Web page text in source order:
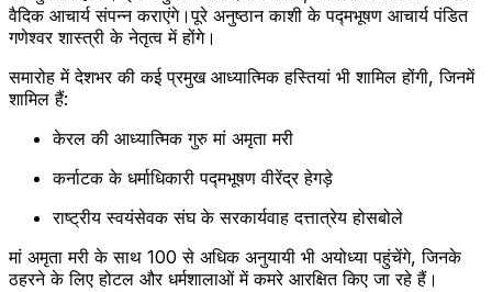
वैदिक आचार्य संपन्न कराएंगे।पूरे अनुष्ठान काशी के पद्मभूषण आचार्य पंडित
गणेश्वर शास्त्री के नेतृत्व में होंगे।
समारोह में देशभर की कई प्रमुख आध्यात्मिक हस्तियां भी शामिल होंगी, जिनमें
शामिल हैं:
केरल की आध्यात्मिक गुरु मां अमृता मरी
कर्नाटक के धर्माधिकारी पद्मभूषण वीरेंद्र हेगड़े
राष्ट्रीय स्वयंसेवक संघ के सरकार्यवाह दत्तात्रेय होसबोले
मां अमृता मरी के साथ 100 से अधिक अनुयायी भी अयोध्या पहुंचेंगे, जिनके
ठहरने के लिए होटल और धर्मशालाओं में कमरे आरक्षित किए जा रहे हैं।